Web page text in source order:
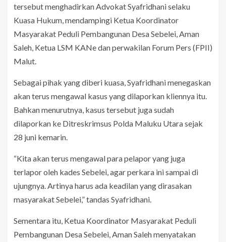
tersebut menghadirkan Advokat Syafridhani selaku
Kuasa Hukum, mendampingi Ketua Koordinator
Masyarakat Peduli Pembangunan Desa Sebelei, Aman
Saleh, Ketua LSM KANe dan perwakilan Forum Pers (FPII)
Malut.
Sebagai pihak yang diberi kuasa, Syafridhani menegaskan
akan terus mengawal kasus yang dilaporkan kliennya itu.
Bahkan menurutnya, kasus tersebut juga sudah
dilaporkan ke Ditreskrimsus Polda Maluku Utara sejak
28 juni kemarin.
“Kita akan terus mengawal para pelapor yang juga
terlapor oleh kades Sebelei, agar perkara ini sampai di
ujungnya. Artinya harus ada keadilan yang dirasakan
masyarakat Sebelei,” tandas Syafridhani.
Sementara itu, Ketua Koordinator Masyarakat Peduli
Pembangunan Desa Sebelei, Aman Saleh menyatakan